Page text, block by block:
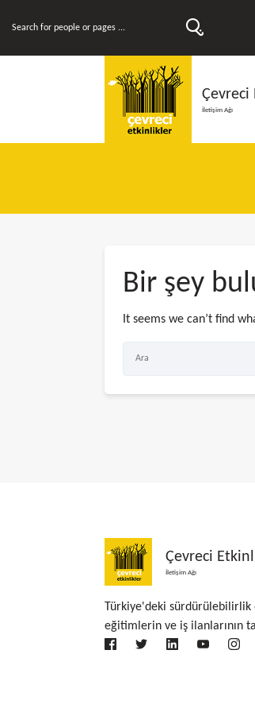
İletişim Ağı
Bir şey
It seems we can’t find
Çevreci
İletişim Ağı
Türkiye'deki sürdürülebilirlik
eğitimlerin ve iş ilanlarının